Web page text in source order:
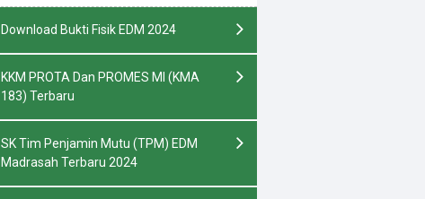
Download Bukti Fisik EDM 2024
KKM PROTA Dan PROMES MI (KMA
183) Terbaru
SK Tim Penjamin Mutu (TPM) EDM
Madrasah Terbaru 2024